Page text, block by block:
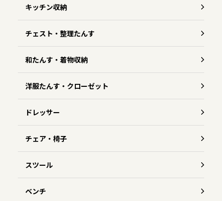
キッチン収納
チェスト・整理たんす
和たんす・着物収納
洋服たんす・クローゼット
ドレッサー
チェア・椅子
スツール
ベンチ